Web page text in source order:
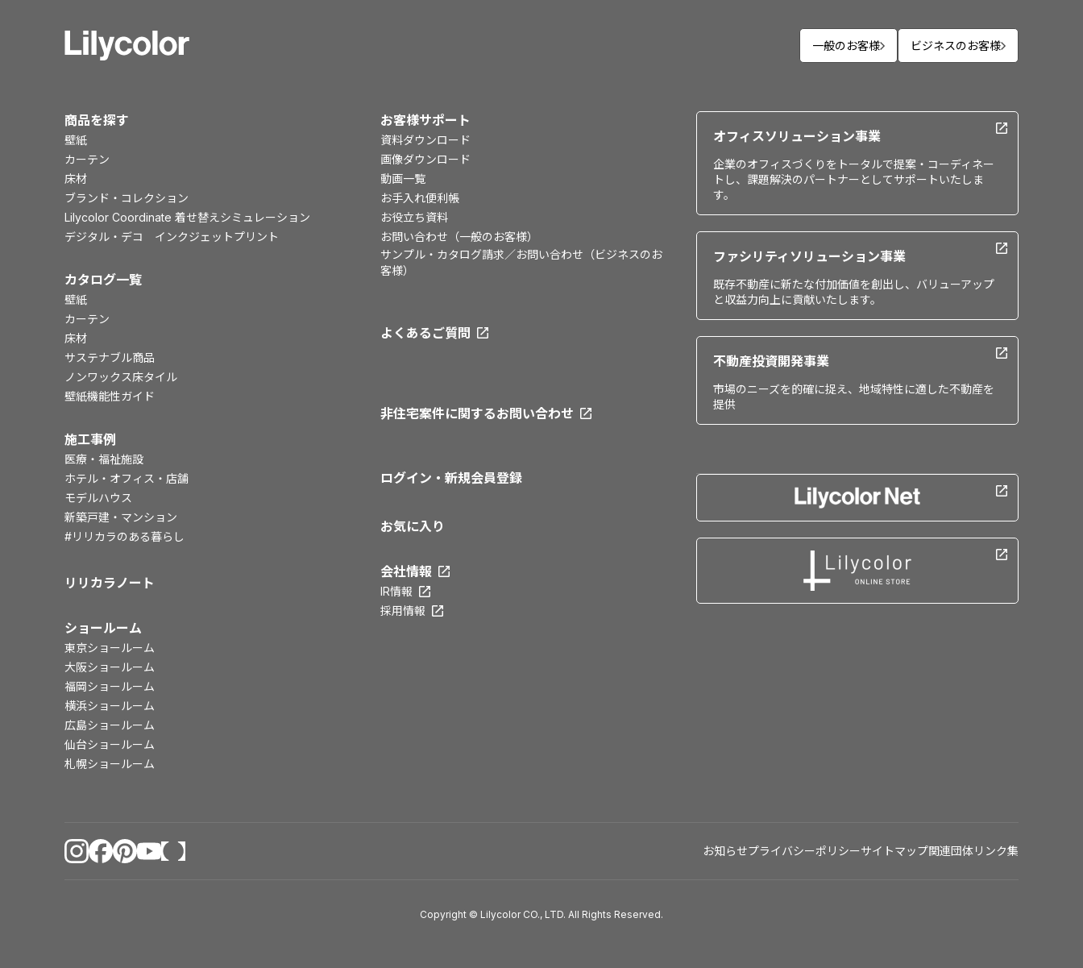
一般のお客様 ビジネスのお客様
商品を探す
壁紙
カーテン
床材
ブランド・コレクション
Lilycolor Coordinate 着せ替えシミュレーション
デジタル・デコ インクジェットプリント
カタログ一覧
壁紙
カーテン
床材
サステナブル商品
ノンワックス床タイル
壁紙機能性ガイド
施工事例
医療・福祉施設
ホテル・オフィス・店舗
モデルハウス
新築戸建・マンション
#リリカラのある暮らし
リリカラノート
ショールーム
東京ショールーム
大阪ショールーム
福岡ショールーム
横浜ショールーム
広島ショールーム
仙台ショールーム
札幌ショールーム
お客様サポート
資料ダウンロード
画像ダウンロード
動画一覧
お手入れ便利帳
お役立ち資料
お問い合わせ（一般のお客様）
サンプル・カタログ請求／お問い合わせ（ビジネスのお
客様）
よくあるご質問
非住宅案件に関するお問い合わせ
ログイン・新規会員登録
お気に入り
会社情報
IR情報
採用情報
オフィスソリューション事業
企業のオフィスづくりをトータルで提案・コーディネー
トし、課題解決のパートナーとしてサポートいたしま
す。
ファシリティソリューション事業
既存不動産に新たな付加価値を創出し、バリューアップ
と収益力向上に貢献いたします。
不動産投資開発事業
市場のニーズを的確に捉え、地域特性に適した不動産を
提供
お知らせプライバシーポリシーサイトマップ関連団体リンク集
Copyright © Lilycolor CO., LTD. All Rights Reserved.